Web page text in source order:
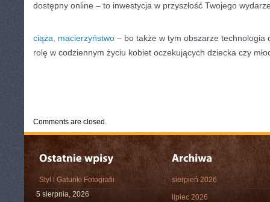
dostępny online – to inwestycja w przyszłość Twojego
ciąża, macierzyństwo – bo także w tym obszarze technologia
rolę w codziennym życiu kobiet oczekujących dziecka czy
Comments are closed.
Styl i Gatunki Fotografii
5 sierpnia, 2026
sierpień 2026
lipiec 2026